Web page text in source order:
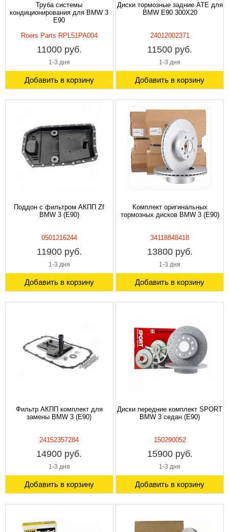
Труба системы
кондиционирования для BMW 3
E90
Roers Parts RPL51PA004
11000 руб.
1-3 дня
Добавить в корзину
Диски тормозные задние ATE для
BMW Е90 300X20
24012002371
11500 руб.
1-3 дня
Добавить в корзину
Поддон с фильтром АКПП Zf
BMW 3 (E90)
0501216244
11900 руб.
1-3 дня
Добавить в корзину
Комплект оригинальных
тормозных дисков BMW 3 (E90)
34118848418
13800 руб.
1-3 дня
Добавить в корзину
Фильтр АКПП комплект для
замены BMW 3 (E90)
24152357284
14900 руб.
1-3 дня
Добавить в корзину
Диски передние комплект SPORT
BMW 3 седан (E90)
150290052
15900 руб.
1-3 дня
Добавить в корзину